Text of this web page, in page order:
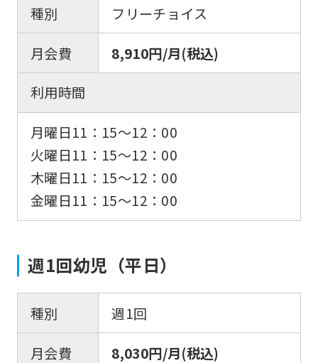
種別
フリーチョイス
月会費
8,910円/月(税込)
利用時間
月曜日11：15〜12：00
火曜日11：15〜12：00
木曜日11：15〜12：00
金曜日11：15〜12：00
週1回幼児（平日）
種別
週1回
月会費
8,030円/月(税込)